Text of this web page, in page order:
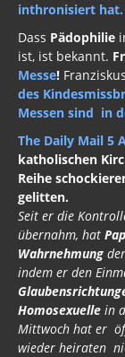
DassPädophilie
ist, ist bekannt.
Messe !
des
Messen sind in
The Daily Mail 5
katholischen
Reihe
gelitten.
Seit er die
übernahm, hat
Wahrnehmung
indem er den
Homosexuellein
Mittwoch hat er
wieder heiraten
sollten.